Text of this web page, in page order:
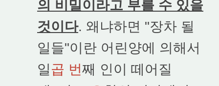
의 비밀이라고 부를 수 있을
것이다. 왜냐하면 "장차 될
일들"이란 어린양에 의해서
일곱 번째 인이 떼어질